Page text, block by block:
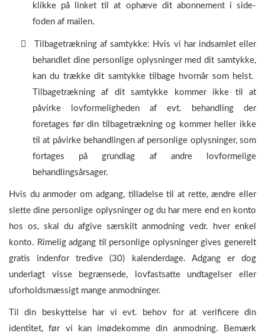
klikke på linket til at ophæve dit abonnement i side-
foden af mailen.
Tilbagetrækning af samtykke: Hvis vi har indsamlet eller
behandlet dine personlige oplysninger med dit samtykke,
kan du trække dit samtykke tilbage hvornår som helst.
Tilbagetrækning af dit samtykke kommer ikke til at
påvirke lovformeligheden af evt. behandling der
foretages før din tilbagetrækning og kommer heller ikke
til at påvirke behandlingen af personlige oplysninger, som
fortages på grundlag af andre lovformelige
behandlingsårsager.
Hvis du anmoder om adgang, tilladelse til at rette, ændre eller
slette dine personlige oplysninger og du har mere end en konto
hos os, skal du afgive særskilt anmodning vedr. hver enkel
konto. Rimelig adgang til personlige oplysninger gives generelt
gratis indenfor tredive (30) kalenderdage. Adgang er dog
underlagt visse begrænsede, lovfastsatte undtagelser eller
uforholdsmæssigt mange anmodninger.
Til din beskyttelse har vi evt. behov for at verificere din
identitet, før vi kan imødekomme din anmodning. Bemærk